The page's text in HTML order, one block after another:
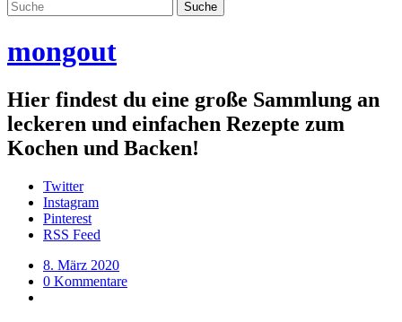
mongout
Hier findest du eine große Sammlung an
leckeren und einfachen Rezepte zum
Kochen und Backen!
Twitter
Instagram
Pinterest
RSS Feed
8. März 2020
0 Kommentare